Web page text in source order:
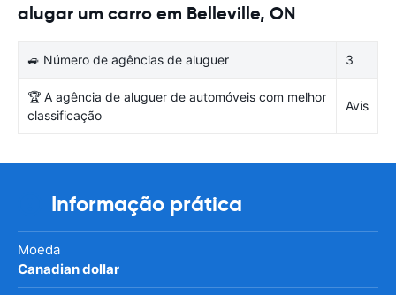
alugar um carro em Belleville, ON
🚙 Número de agências de aluguer 3
🏆 A agência de aluguer de automóveis com melhor
classificação
Avis
Informação prática
Moeda
Canadian dollar